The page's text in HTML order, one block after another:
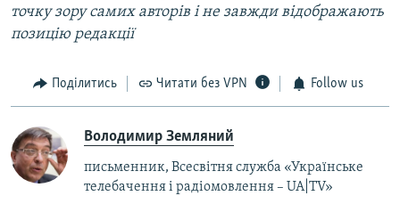
точку зору самих авторів і не завжди відображають
позицію редакції
Поділитись Читати без VPN Follow us
Володимир Земляний
письменник, Всесвітня служба «Українське
телебачення і радіомовлення – UA|TV»